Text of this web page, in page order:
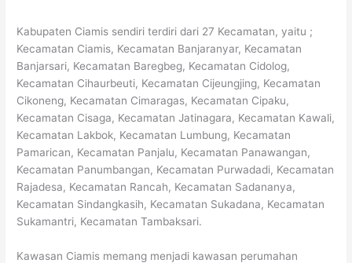
Kabupaten Ciamis sendiri terdiri dari 27 Kecamatan, yaitu ;
Kecamatan Ciamis, Kecamatan Banjaranyar, Kecamatan
Banjarsari, Kecamatan Baregbeg, Kecamatan Cidolog,
Kecamatan Cihaurbeuti, Kecamatan Cijeungjing, Kecamatan
Cikoneng, Kecamatan Cimaragas, Kecamatan Cipaku,
Kecamatan Cisaga, Kecamatan Jatinagara, Kecamatan Kawali,
Kecamatan Lakbok, Kecamatan Lumbung, Kecamatan
Pamarican, Kecamatan Panjalu, Kecamatan Panawangan,
Kecamatan Panumbangan, Kecamatan Purwadadi, Kecamatan
Rajadesa, Kecamatan Rancah, Kecamatan Sadananya,
Kecamatan Sindangkasih, Kecamatan Sukadana, Kecamatan
Sukamantri, Kecamatan Tambaksari.
Kawasan Ciamis memang menjadi kawasan perumahan